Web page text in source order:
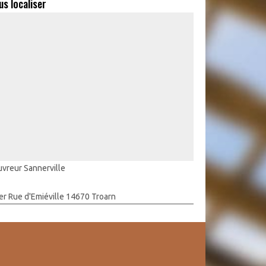
localiser
Sannerville
Rue d'Emiéville 14670 Troarn